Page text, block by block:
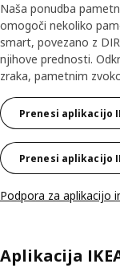
Naša ponudba
omogoči nekoliko
smart, povezano z
njihove prednosti.
zraka, pametnim
Prenesi aplikacijo
Prenesi aplikacijo
Podpora za aplikacijo
Aplikacija